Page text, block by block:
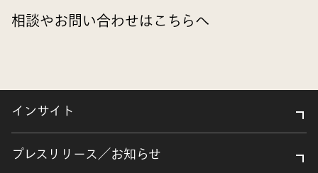
相談やお問い合わせはこちらへ
インサイト
プレスリリース／お知らせ